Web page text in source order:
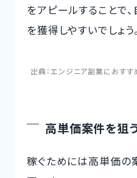
をアピールすることで
を獲得しやすいでしょう。
出典：エンジニア副業におすす
高単価案件を狙
稼ぐためには高単価の